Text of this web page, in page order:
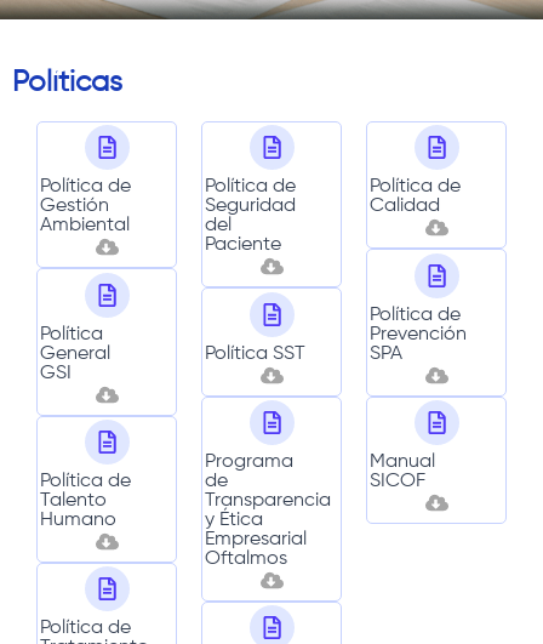
Transparencia y Acceso a la
Información Pública
Políticas
Política de
Gestión
Ambiental
Política
General
GSI
Política de
Talento
Humano
Política de
Política de
Seguridad
del
Paciente
Política SST
Programa
de
Transparencia
y Ética
Empresarial
Oftalmos
Política de
Calidad
Política de
Prevención
SPA
Manual
SICOF